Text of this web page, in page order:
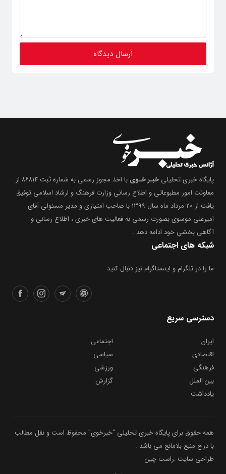
پایگاه خبری تحلیلی خبـر خـوی
با اخذ مجوز رسمی به شماره ثبت ۸۶۸۱۴ از
معاونت امور مطبوعاتی و اطلاع رسانی وزارت فرهنگ و ارشاد اسلامی توفیق
یافت از ۲۰ مرداد ماه سال ۱۳۹۹ با صاحب امتیازی و مدیر مسئولی آقای
امیرعلی موسوی بصورت رسمی به فعالیت های خبری ، اطلاع رسانی و
آگاهی بخشیِ خود ادامه دهد .
شبکه های اجتماعی
ما را در تلگرام و اینستاگرام نیز دنبال کنید
دسترسی سریع
ایران
اجتماعی
اقتصادی
سیاسی
فرهنگی
ورزشی
بین الملل
گزارش
یادداشت
همه حقوق برای پایگاه خبری تحلیلی "خبرخوی" محفوظ است و نقل مطالب
با درج منبع بلامانع می باشد .
طراحی سایت :راست چین